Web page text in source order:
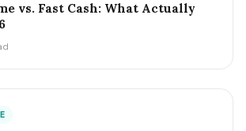
vs. Fast Cash: What Actually